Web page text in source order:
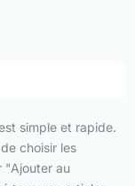
simple et rapide.
choisir les
"Ajouter au